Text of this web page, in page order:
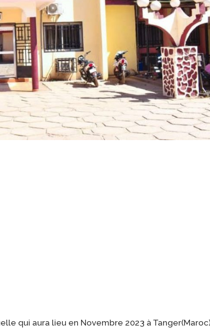
qui aura lieu en Novembre 2023 à